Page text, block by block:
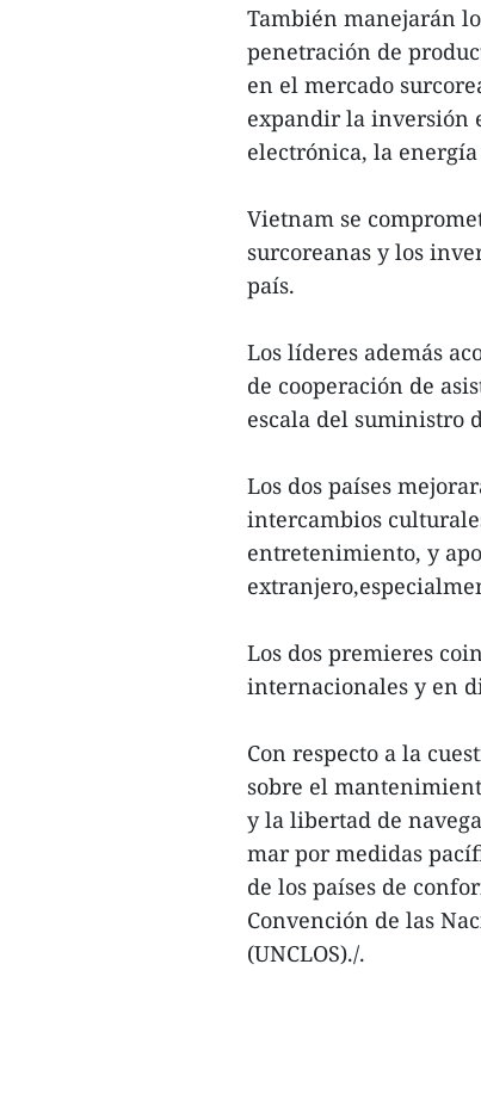
También manejarán
penetración de
en el mercado
expandir la inversión
electrónica, la
Vietnam se
surcoreanas y los
país.
Los líderes además
de cooperación de
escala del suministro
Los dos países
intercambios
entretenimiento, y
Los dos premieres
internacionales y en
Con respecto a la
sobre el
y la libertad de
mar por medidas
de los países de
Convención de las
(UNCLOS)./.